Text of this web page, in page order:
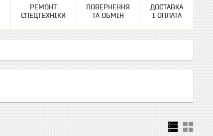
РЕМОНТ
СПЕЦТЕХНІКИ
ПОВЕРНЕННЯ
ТА ОБМІН
ДОСТАВКА
І ОПЛАТА